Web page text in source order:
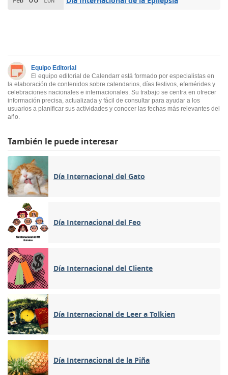
Equipo Editorial
El equipo editorial de Calendarr está formado por especialistas en
la elaboración de contenidos sobre calendarios, días festivos, efemérides y
celebraciones nacionales e internacionales. Su trabajo se centra en ofrecer
información precisa, actualizada y fácil de consultar para ayudar a los
usuarios a planificar sus actividades y conocer las fechas más relevantes del
año.
También le puede interesar
Día Internacional del Gato
Día Internacional del Feo
Día Internacional del Cliente
Día Internacional de Leer a Tolkien
Día Internacional de la Piña